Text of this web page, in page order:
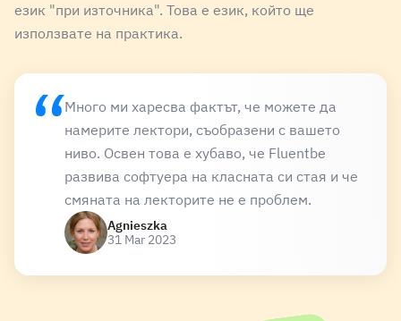
НОСИТЕЛ НА ЕЗИКА
englishMother tongue
НОСИТЕЛ НА ЕЗИКА
Amanda
englishMother tongue
език "при източника". Това е език, който ще
използвате на практика.
Много ми харесва фактът, че можете да
намерите лектори, съобразени с вашето
ниво. Освен това е хубаво, че Fluentbe
развива софтуера на класната си стая и че
смяната на лекторите не е проблем.
Agnieszka
31 Mar 2023